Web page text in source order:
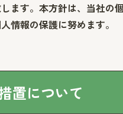
ます。本方針は、当社
情報の保護に努めます。
置について